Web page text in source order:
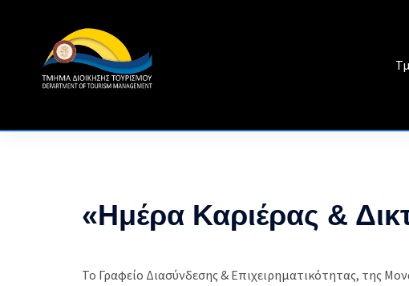
«Ημέρα Καριέρας &
Το Γραφείο Διασύνδεσης & Επιχειρηματικότητας, της